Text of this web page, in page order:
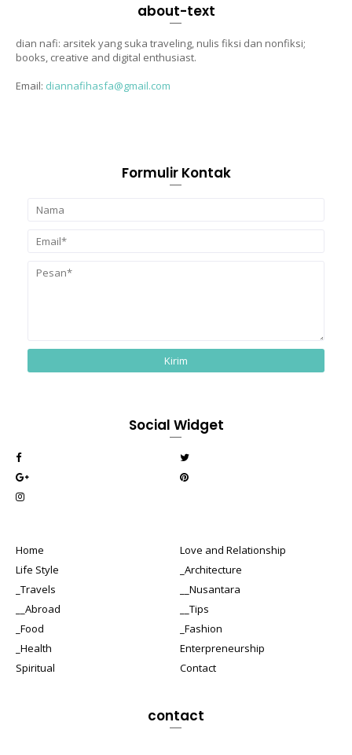
about-text
dian nafi: arsitek yang suka traveling, nulis fiksi dan nonfiksi;
books, creative and digital enthusiast.
Email: diannafihasfa@gmail.com
Formulir Kontak
Social Widget
Home
Love and Relationship
Life Style
_Architecture
_Travels
__Nusantara
__Abroad
__Tips
_Food
_Fashion
_Health
Enterpreneurship
Spiritual
Contact
contact